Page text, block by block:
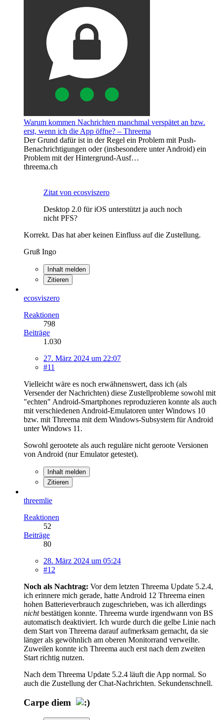
Warum kommen Nachrichten manchmal verspätet an bzw.
erst, wenn ich die App öffne? – Threema
Der Grund dafür ist in der Regel ein Problem mit Push-
Benachrichtigungen oder (insbesondere unter Android) ein
Problem mit der Hintergrund-Ausf…
threema.ch
Zitat von ecosviszero
Desktop 2.0 für iOS unterstützt ja auch noch
nicht PFS?
Korrekt. Das hat aber keinen Einfluss auf die Zustellung.
Gruß Ingo
Inhalt melden
Zitieren
ecosviszero
Reaktionen
798
Beiträge
1.030
27. März 2024 um 22:07
#11
Vielleicht wäre es noch erwähnenswert, dass ich (als
Versender der Nachrichten) diese Zustellprobleme sowohl mit
"echten" Android-Smartphones reproduzieren konnte als auch
mit verschiedenen Android-Emulatoren unter Windows 10
bzw. mit Threema mit dem Windows-Subsystem für Android
unter Windows 11.
Sowohl gerootete als auch reguläre nicht geroote Versionen
von Android (nur Emulator getestet).
Inhalt melden
Zitieren
threemlie
Reaktionen
52
Beiträge
80
28. März 2024 um 05:24
#12
Noch als Nachtrag: Vor dem letzten Threema Update 5.2.4,
ich erinnere mich gerade, hatte Android 12 Threema einen
hohen Batterieverbrauch zugeschrieben, was ich allerdings
nichtbestätigen konnte. Threema wurde irgendwann von BS
automatisch deaktiviert. Ich wurde durch die gelbe Linie nach
dem Start von Threema darauf aufmerksam gemacht, da sie
länger als gewöhnlich am oberen Monitorrand verweilte.
Zuweilen konnte ich Threema auch erst nach dem zweiten
Start richtig nutzen.
Nach dem Threema Update 5.2.4 läuft die App normal. So
auch die Zustellung der Chat-Nachrichten. Sekundenschnell.
Carpe diem